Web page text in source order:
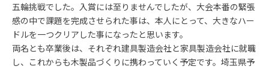
五輪挑戦でした。入賞には至りませんでしたが、大会本番の緊張
感の中で課題を完成させられた事は、本人にとって、大きなハー
ドルを一つクリアした事になったと思います。
両名とも卒業後は、それぞれ建具製造会社と家具製造会社に就職
し、これからも木製品づくりに携わっていく予定です。埼玉県予